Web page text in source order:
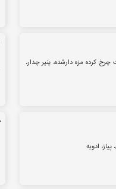
مزه دارشده، پنیر چدار،